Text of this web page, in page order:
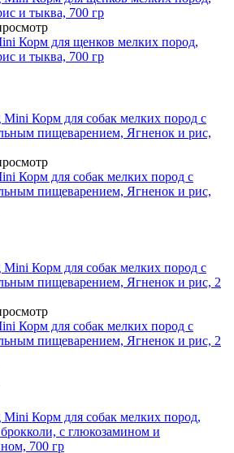
Корм для щенков мелких пород,
и тыква, 700 гр
Корм для собак мелких пород с
пищеварением, Ягненок и рис,
Корм для собак мелких пород с
пищеварением, Ягненок и рис, 2